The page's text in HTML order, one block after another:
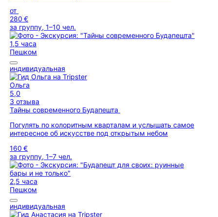
от
280 €
за группу, 1–10 чел.
1,5 часа
Пешком
индивидуальная
Ольга
5,0
3 отзыва
Тайны современного Будапешта
Погулять по колоритным кварталам и услышать самое
интересное об искусстве под открытым небом
160 €
за группу, 1–7 чел.
2,5 часа
Пешком
индивидуальная